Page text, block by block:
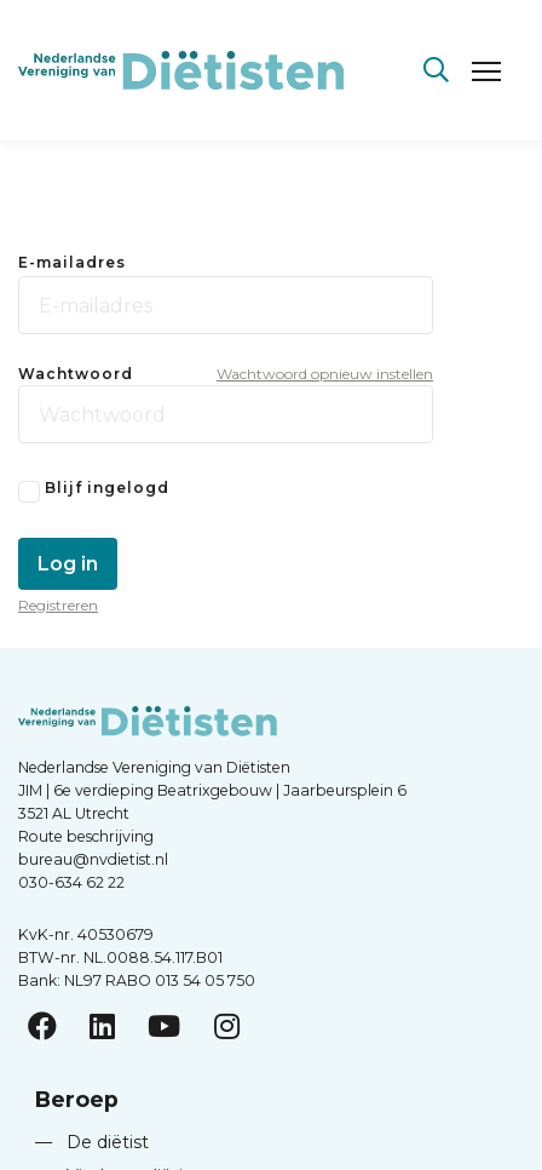
E-mailadres
Wachtwoord Wachtwoord opnieuw instellen
Blijf ingelogd
Log in
Registreren
Nederlandse Vereniging van Diëtisten
JIM | 6e verdieping Beatrixgebouw | Jaarbeursplein 6
3521 AL Utrecht
Route beschrijving
bureau@nvdietist.nl
030-634 62 22
KvK-nr. 40530679
BTW-nr. NL.0088.54.117.B01
Bank: NL97 RABO 013 54 05 750
Beroep
—
De diëtist